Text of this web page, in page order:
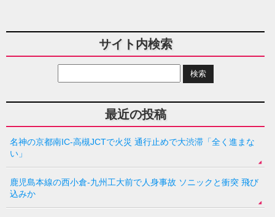
サイト内検索
最近の投稿
名神の京都南IC-高槻JCTで火災 通行止めで大渋滞「全く進まな
い」
鹿児島本線の西小倉-九州工大前で人身事故 ソニックと衝突 飛び
込みか